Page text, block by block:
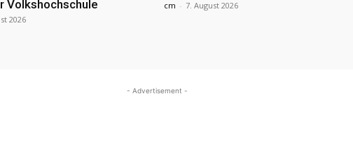
Volkshochschule
2026
cm - 7. August 2026
- Advertisement -